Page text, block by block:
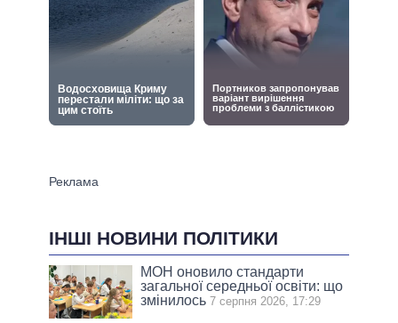
ІНШІ НОВИНИ ПОЛІТИКИ
МОН оновило стандарти
загальної середньої освіти: що
змінилось 7 серпня 2026, 17:29